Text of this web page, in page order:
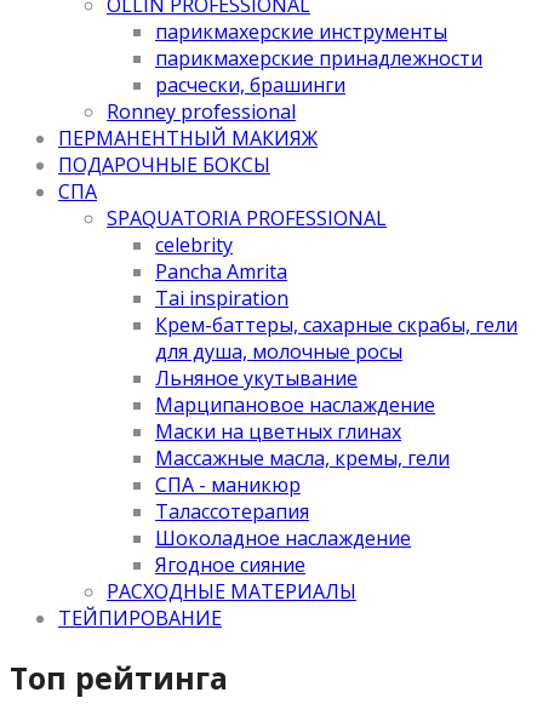
парикмахерские инструменты
парикмахерские принадлежности
расчески, брашинги
Ronney professional
ПЕРМАНЕНТНЫЙ МАКИЯЖ
ПОДАРОЧНЫЕ БОКСЫ
СПА
SPAQUATORIA PROFESSIONAL
celebrity
Pancha Amrita
Tai inspiration
Крем-баттеры, сахарные скрабы, гели
для душа, молочные росы
Льняное укутывание
Марципановое наслаждение
Маски на цветных глинах
Массажные масла, кремы, гели
СПА - маникюр
Талассотерапия
Шоколадное наслаждение
Ягодное сияние
РАСХОДНЫЕ МАТЕРИАЛЫ
ТЕЙПИРОВАНИЕ
Топ рейтинга